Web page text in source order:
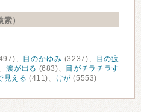
）
、 目のかゆみ (3237)、
目の疲
涙が出る (683)、
目がチラチラす
見える (411)、 けが (5553)